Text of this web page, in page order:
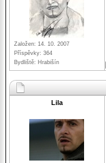
Založen: 14. 10. 2007
Příspěvky: 364
Bydliště: Hrabišín
Lila